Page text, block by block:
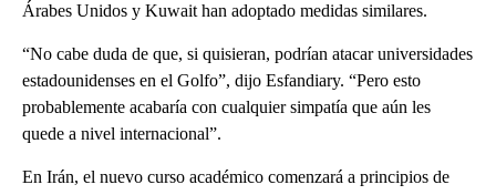
Árabes Unidos y Kuwait han adoptado medidas similares.
“No cabe duda de que, si quisieran, podrían atacar universidades
estadounidenses en el Golfo”, dijo Esfandiary. “Pero esto
probablemente acabaría con cualquier simpatía que aún les
quede a nivel internacional”.
En Irán, el nuevo curso académico comenzará a principios de